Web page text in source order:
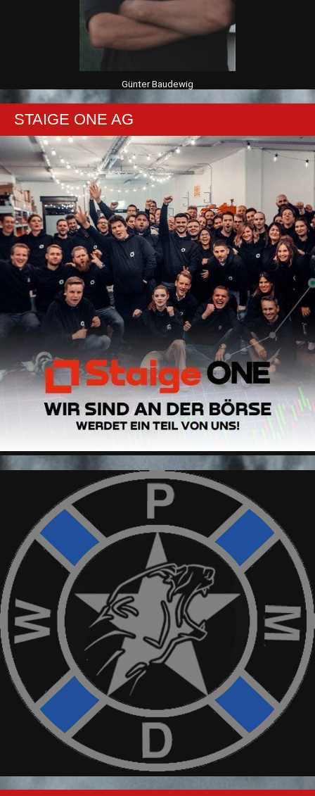
Günter Baudewig
STAIGE ONE AG